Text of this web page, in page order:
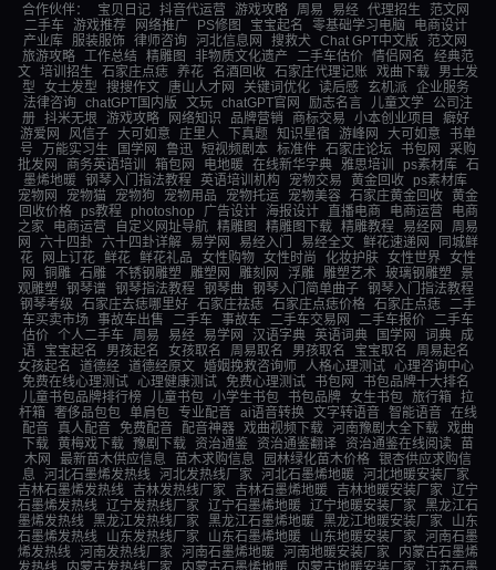
合作伙伴： 宝贝日记 抖音代运营 游戏攻略 周易 易经 代理招生
范文网
二手车
游戏推荐 网络推广 PS修图 宝宝起名 零基础学习电脑
电商设计
产业库 服装服饰 律师咨询 河北信息网 搜救犬 Chat GPT中文版
范文网
旅游攻略 工作总结 精雕图 非物质文化遗产 二手车估价 情侣网名
经典范
文 培训招生 石家庄点痣 养花 名酒回收 石家庄代理记账 戏曲下载
男士发
型
女士发型 搜搜作文 唐山人才网 关键词优化 读后感 玄机派
企业服务
法律咨询 chatGPT国内版 文玩 chatGPT官网 励志名言 儿童文学
公司注
册
抖米无垠 游戏攻略 网络知识 品牌营销 商标交易 小本创业项目
癖好
游爱网
风信子 大可如意 庄里人 下真题 知识星宿 游峰网 大可如意
书单
号
万能实习生 国学网 鲁迅 短视频剧本 标准件 石家庄论坛 书包网
采购
批发网
商务英语培训 箱包网 电地暖 在线新华字典 雅思培训 ps素材库
石
墨烯地暖 钢琴入门指法教程 英语培训机构 宠物交易 黄金回收
ps素材库
宠物网
宠物猫 宠物狗 宠物用品 宠物托运 宠物美容 石家庄黄金回收 黄金
回收价格
ps教程 photoshop 广告设计 海报设计 直播电商 电商运营
电商
之家
电商运营 自定义网址导航 精雕图 精雕图下载 精雕教程 易经网
周易
网
六十四卦 六十四卦详解 易学网 易经入门 易经全文 鲜花速递网
同城鲜
花
网上订花 鲜花 鲜花礼品 女性购物 女性时尚 化妆护肤 女性世界
女性
网
铜雕 石雕 不锈钢雕塑 雕塑网 雕刻网 浮雕 雕塑艺术 玻璃钢雕塑
景
观雕塑
钢琴谱 钢琴指法教程 钢琴曲 钢琴入门简单曲子
钢琴入门指法教程
钢琴考级
石家庄去痣哪里好 石家庄祛痣 石家庄点痣价格 石家庄点痣 二手
车买卖市场
事故车出售 二手车 事故车 二手车交易网 二手车报价 二手车
估价 个人二手车 周易 易经 易学网 汉语字典 英语词典 国学网 词典
成
语
宝宝起名 男孩起名 女孩取名 周易取名 男孩取名 宝宝取名
周易起名
女孩起名
道德经 道德经原文 婚姻挽救咨询师 人格心理测试
心理咨询中心
免费在线心理测试
心理健康测试 免费心理测试 书包网
书包品牌十大排名
儿童书包品牌排行榜
儿童书包 小学生书包 书包品牌 女生书包 旅行箱 拉
杆箱 奢侈品包包 单肩包 专业配音 ai语音转换 文字转语音 智能语音 在线
配音 真人配音 免费配音 配音神器 戏曲视频下载 河南豫剧大全下载 戏曲
下载 黄梅戏下载 豫剧下载 资治通鉴 资治通鉴翻译 资治通鉴在线阅读 苗
木网
最新苗木供应信息 苗木求购信息 园林绿化苗木价格 银杏供应求购信
息
河北石墨烯发热线 河北发热线厂家 河北石墨烯地暖
河北地暖安装厂家
吉林石墨烯发热线
吉林发热线厂家 吉林石墨烯地暖 吉林地暖安装厂家 辽宁
石墨烯发热线 辽宁发热线厂家 辽宁石墨烯地暖 辽宁地暖安装厂家 黑龙江石
墨烯发热线 黑龙江发热线厂家 黑龙江石墨烯地暖 黑龙江地暖安装厂家
山东
石墨烯发热线
山东发热线厂家 山东石墨烯地暖 山东地暖安装厂家 河南石墨
烯发热线 河南发热线厂家 河南石墨烯地暖 河南地暖安装厂家
内蒙古石墨烯